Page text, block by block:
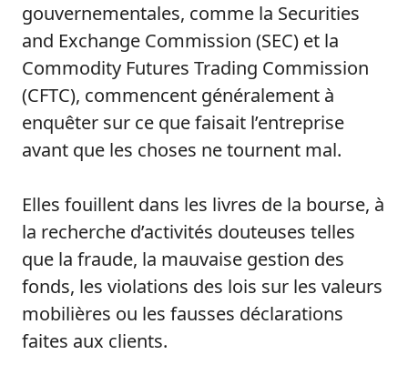
gouvernementales, comme la Securities
and Exchange Commission (SEC) et la
Commodity Futures Trading Commission
(CFTC), commencent généralement à
enquêter sur ce que faisait l’entreprise
avant que les choses ne tournent mal.
Elles fouillent dans les livres de la bourse, à
la recherche d’activités douteuses telles
que la fraude, la mauvaise gestion des
fonds, les violations des lois sur les valeurs
mobilières ou les fausses déclarations
faites aux clients.